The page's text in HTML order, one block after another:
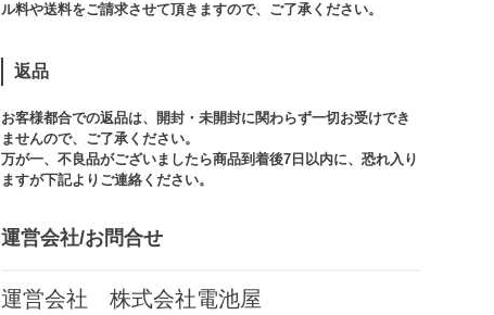
ル料や送料をご請求させて頂きますので、ご了承ください。​
返品
お客様都合での返品は、開封・未開封に関わらず一切お受けでき
ませんので、ご了承ください。​​
万が一、不良品がございましたら商品到着後7日以内に、恐れ入り
ますが下記よりご連絡ください。
運営会社/お問合せ​
運営会社 株式会社電池屋